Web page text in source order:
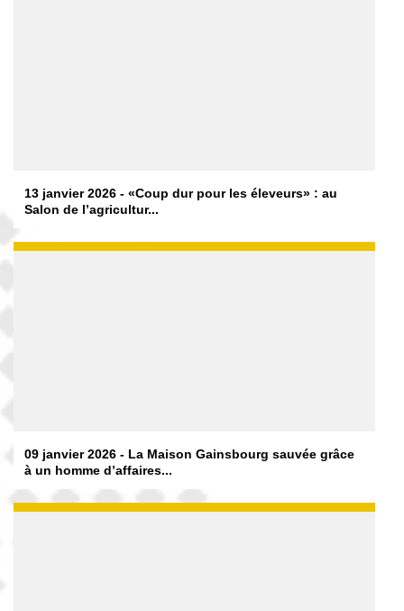
13 janvier 2026 - «Coup dur pour les éleveurs» : au
Salon de l’agricultur...
09 janvier 2026 - La Maison Gainsbourg sauvée grâce
à un homme d’affaires...